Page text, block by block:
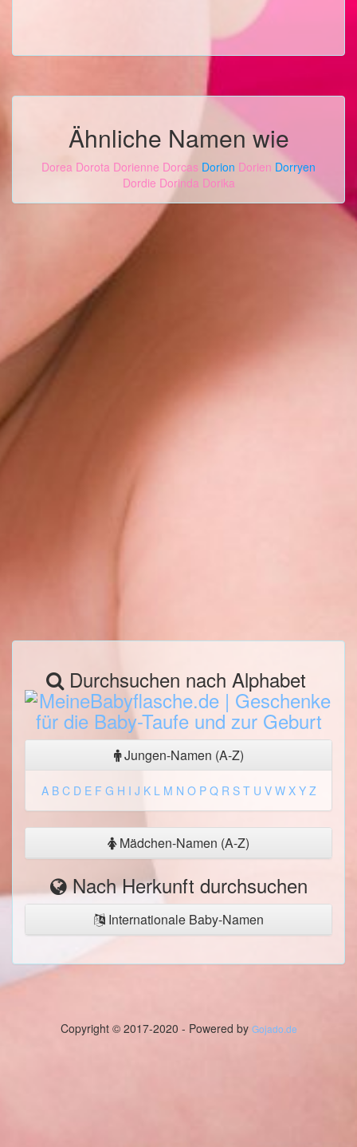
Ähnliche Namen wie
Dorea Dorota Dorienne Dorcas Dorion Dorien Dorryen
Dordie Dorinda Dorika
Durchsuchen nach Alphabet
Jungen-Namen (A-Z)
A B C D E F G H I J K L M N O P Q R S T U V W X Y Z
Mädchen-Namen (A-Z)
Nach Herkunft durchsuchen
Internationale Baby-Namen
Copyright © 2017-2020 - Powered by Gojado.de